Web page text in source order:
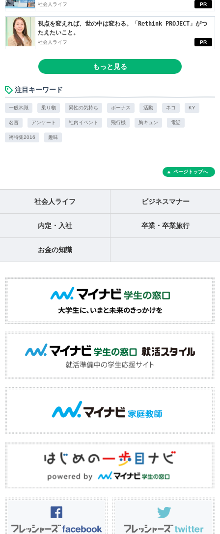
PR
社会人ライフ
PR
視点を変えれば、世の中は変わる。「Rethink PROJECT」がつ
たえたいこと。
社会人ライフ
もっと見る
注目キーワード
一般常識 乗り物 異性の気持ち ボーナス 活動 ネコ KY
名言 アンケート 社内イベント 飛行機 胸キュン 電話
袴特集2016 趣味
ページトップへ
社会人ライフ ビジネスマナー
内定・入社 卒業・卒業旅行
お金の知識